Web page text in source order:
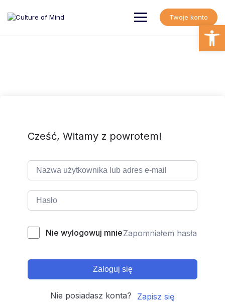
content
Twoje konto
Cześć, Witamy z powrotem!
Nie wylogowuj mnieZapomniałem hasła
Zaloguj się
Nie posiadasz konta? Zapisz się